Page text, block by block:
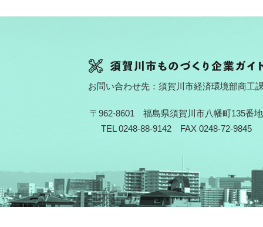
お問い合わせ先：須賀川市経済環境部商工
〒962-8601 福島県須賀川市八幡町135番地
TEL 0248-88-9142 FAX 0248-72-9845